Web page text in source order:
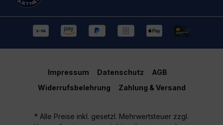
Impressum Datenschutz
AGB
Widerrufsbelehrung
Zahlung & Versand
* Alle Preise inkl. gesetzl. Mehrwertsteuer zzgl.